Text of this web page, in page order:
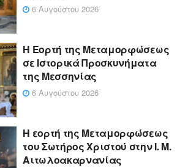
6 Αυγούστου 2026
Η Εορτή της Μεταμορφώσεως
σε Ιστορικά Προσκυνήματα
της Μεσσηνίας
6 Αυγούστου 2026
Η εορτή της Μεταμορφώσεως
του Σωτήρος Χριστού στην Ι. Μ.
Αιτωλοακαρνανίας